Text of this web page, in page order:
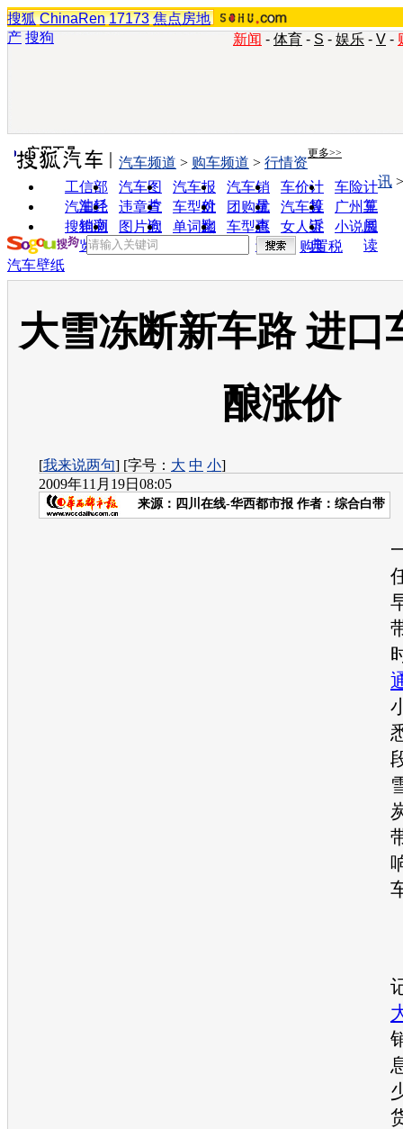
搜狐 ChinaRen 17173 焦点房地
产 搜狗 新闻 - 体育 - S - 娱乐 - V -
实用工具 更多>>
工信部
油耗
汽车图
片
汽车报
价
汽车销
量
车价计
算
车险计
算
汽车经
销商
违章查
询
车型对
比
团购优
惠
汽车投
诉
广州车
展
搜狗浏
览器
图片欣
赏
单词翻
车型查
询
女人宝
典
小说阅
读
汽车频道 > 购车频道 > 行情资
讯
购置税
汽车壁纸
大雪冻断新车路 进口
酿涨价
[我来说两句] [字号： 大 中 小]
2009年11月19日08:05
来源： 四川在线-华西都市报 作者：综合白带